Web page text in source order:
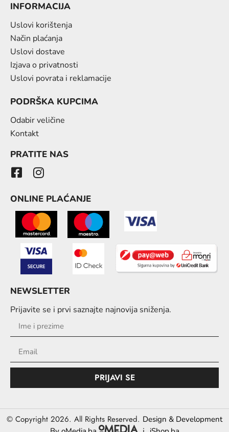
INFORMACIJA
Uslovi korištenja
Način plaćanja
Uslovi dostave
Izjava o privatnosti
Uslovi povrata i reklamacije
PODRŠKA KUPCIMA
Odabir veličine
Kontakt
PRATITE NAS
ONLINE PLAĆANJE
NEWSLETTER
Prijavite se i prvi saznajte najnovija sniženja.
PRIJAVI SE
© Copyright 2026. All Rights Reserved. Design & Development